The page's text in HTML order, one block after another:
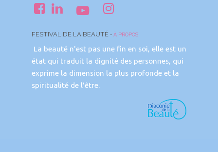
FESTIVAL DE LA BEAUTÉ - À PROPOS
La beauté n'est pas une fin en soi, elle est un
état qui traduit la dignité des personnes, qui
exprime la dimension la plus profonde et la
spiritualité de l'être.